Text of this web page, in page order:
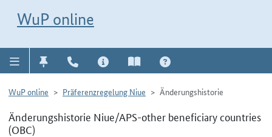
WuP online
WuP online Präferenzregelung Niue Änderungshistorie
Änderungshistorie Niue/APS-other beneficiary countries
(OBC)